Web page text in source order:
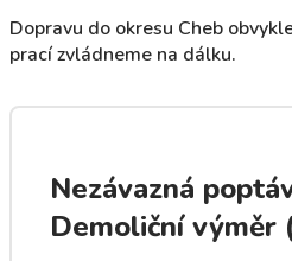
Dopravu do okresu Cheb
prací zvládneme na dálku.
Nezávazná
Demoliční výměr